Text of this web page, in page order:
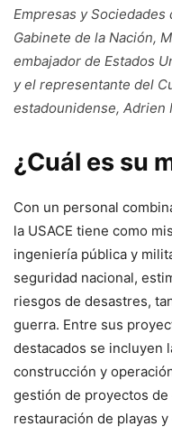
Empresas y Sociedades
Gabinete de la Nación,
embajador de Estados
y el representante del
estadounidense, Adrien
¿Cuál es su
Con un personal
la USACE tiene como
ingeniería pública y
seguridad nacional,
riesgos de desastres,
guerra. Entre sus
destacados se incluyen
construcción y
gestión de proyectos
restauración de playas